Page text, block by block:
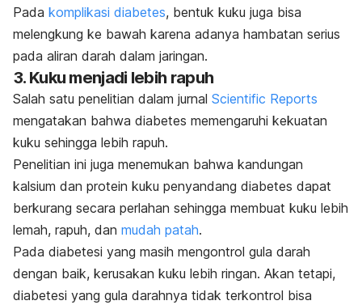
Pada komplikasi diabetes, bentuk kuku juga bisa
melengkung ke bawah karena adanya hambatan serius
pada aliran darah dalam jaringan.
3. Kuku menjadi lebih rapuh
Salah satu penelitian dalam jurnal Scientific Reports
mengatakan bahwa diabetes memengaruhi kekuatan
kuku sehingga lebih rapuh.
Penelitian ini juga menemukan bahwa kandungan
kalsium dan protein kuku penyandang diabetes dapat
berkurang secara perlahan sehingga membuat kuku lebih
lemah, rapuh, dan mudah patah.
Pada diabetesi yang masih mengontrol gula darah
dengan baik, kerusakan kuku lebih ringan. Akan tetapi,
diabetesi yang gula darahnya tidak terkontrol bisa